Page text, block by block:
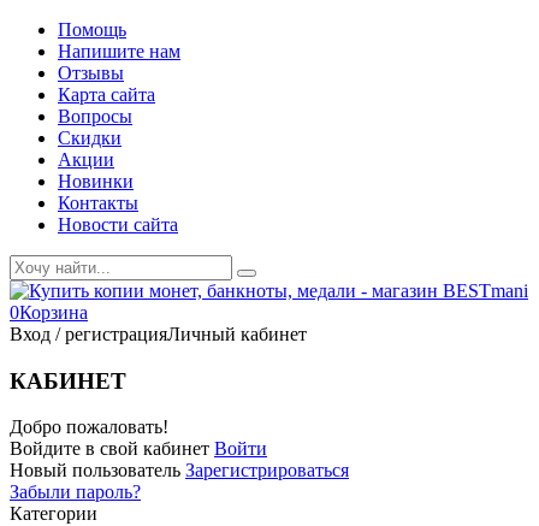
Помощь
Напишите нам
Отзывы
Карта сайта
Вопросы
Скидки
Акции
Новинки
Контакты
Новости сайта
0Корзина
Вход / регистрацияЛичный кабинет
КАБИНЕТ
Добро пожаловать!
Войдите в свой кабинет Войти
Новый пользователь Зарегистрироваться
Забыли пароль?
Категории